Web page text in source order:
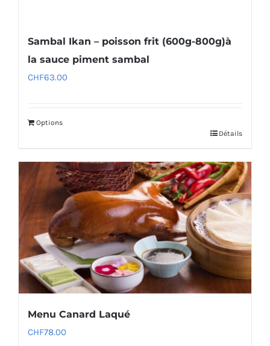
Sambal Ikan – poisson frit (600g-800g)à
la sauce piment sambal
CHF63.00
Options
Détails
Menu Canard Laqué
CHF78.00